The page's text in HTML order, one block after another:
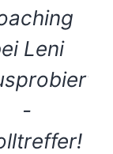
Leni
-